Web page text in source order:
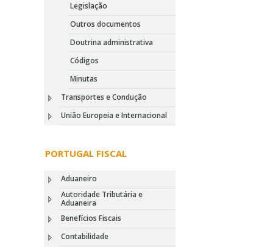
Legislação
Outros documentos
Doutrina administrativa
Códigos
Minutas
Transportes e Condução
União Europeia e Internacional
PORTUGAL FISCAL
Aduaneiro
Autoridade Tributária e
Aduaneira
Benefícios Fiscais
Contabilidade